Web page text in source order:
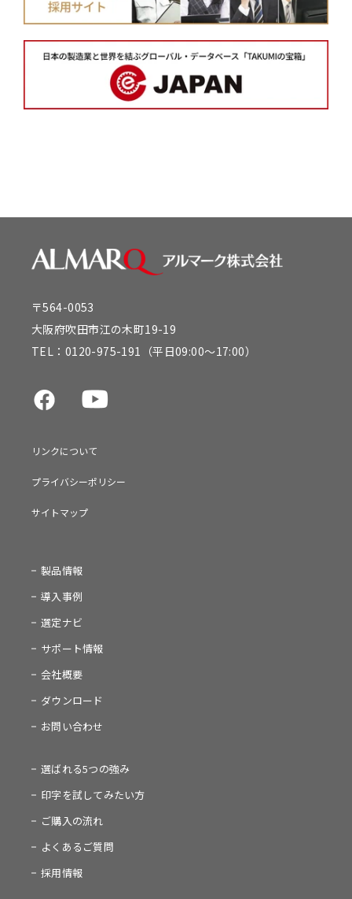
〒564-0053
大阪府吹田市江の木町19-19
TEL： 0120-975-191 （平日09:00～17:00）
リンクについて
プライバシーポリシー
サイトマップ
製品情報
導入事例
選定ナビ
サポート情報
会社概要
ダウンロード
お問い合わせ
選ばれる5つの強み
印字を試してみたい方
ご購入の流れ
よくあるご質問
採用情報